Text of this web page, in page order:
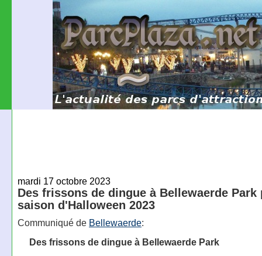
mardi 17 octobre 2023
Des frissons de dingue à Bellewaerde Park
saison d'Halloween 2023
Communiqué de Bellewaerde:
Des frissons de dingue à Bellewaerde Park